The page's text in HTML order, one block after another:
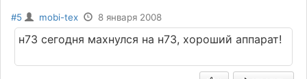
#5 mobi-tex 8 января 2008
н73 сегодня махнулся на н73, хороший аппарат!